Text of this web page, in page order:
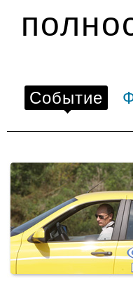
Событие